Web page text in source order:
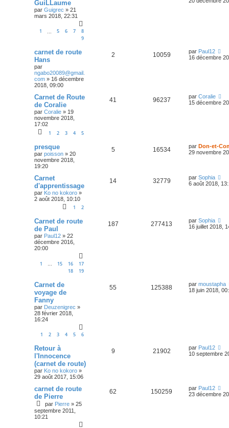
GuiLLaume
par Guigrec » 21
mars 2018, 22:31
1 5 6 7
8
9
carnet de route
Hans
par
ngabo20089@gmail.
com » 16 décembre
2018, 09:00
2 10059 par Paul12
16 décembre
Carnet de Route
de Coralie
par Coralie » 19
novembre 2018,
17:02
1 2 3 4 5
41 96237 par Coralie
15 décembre
presque
par poisson » 20
novembre 2018,
19:20
5 16534 par Don-et-
29 novembre
Carnet
d'apprentissage
par Ko no kokoro »
2 août 2018, 10:10
1 2
14 32779 par Sophia
6 août 2018,
Carnet de route
de Paul
par Paul12 » 22
décembre 2016,
20:00
1 … 15 16
17
18
19
187 277413 par Sophia
16 juillet 2018,
Carnet de
voyage de
Fanny
par Deuzenigrec »
28 février 2018,
16:24
1 2 3 4 5 6
55 125388 par moustapha
18 juin 2018,
Retour à
l'Innocence
(carnet de route)
par Ko no kokoro »
29 août 2017, 15:06
9 21902 par Paul12
10 septembre
carnet de route
de Pierre
par Pierre » 25
septembre 2011,
10:21
62 150259 par Paul12
23 décembre